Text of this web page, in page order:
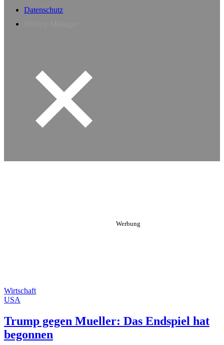
Datenschutz
Wirtschaft
USA
Trump gegen Mueller: Das Endspiel hat
begonnen